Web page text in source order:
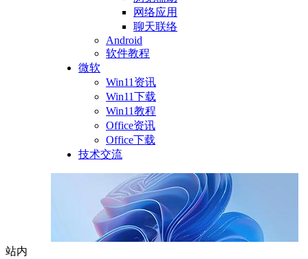
网络应用
聊天联络
Android
软件教程
微软
Win11资讯
Win11下载
Win11教程
Office资讯
Office下载
技术交流
站内